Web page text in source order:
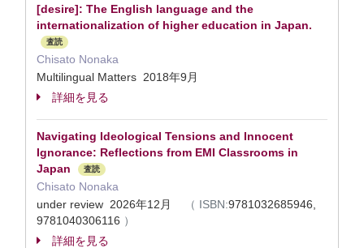
[desire]: The English language and the
internationalization of higher education in Japan.
査読
Chisato Nonaka
Multilingual Matters 2018年9月
詳細を見る
Navigating Ideological Tensions and Innocent
Ignorance: Reflections from EMI Classrooms in
Japan
査読
Chisato Nonaka
under review 2026年12月
（ ISBN:9781032685946,
9781040306116 ）
詳細を見る